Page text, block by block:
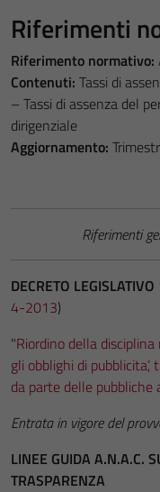
Riferimenti
Riferimento normativo:
Contenuti: Tassi di
– Tassi di assenza del
dirigenziale
Aggiornamento:
Riferimenti
DECRETO
4-2013)
"Riordino della
gli obblighi di
da parte delle pubbliche
Entrata in vigore del
LINEE GUIDA A.N.A.C.
TRASPARENZA